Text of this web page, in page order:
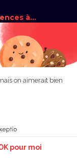
on aimerait bien
pour moi
à...